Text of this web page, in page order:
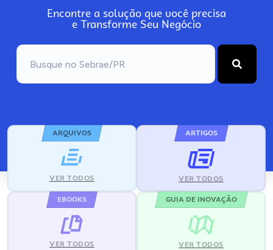
Encontre a solução que você precisa
e Transforme Seu Negócio
ARQUIVOS
VER TODOS
ARTIGOS
VER TODOS
EBOOKS
VER TODOS
GUIA DE INOVAÇÃO
VER TODOS